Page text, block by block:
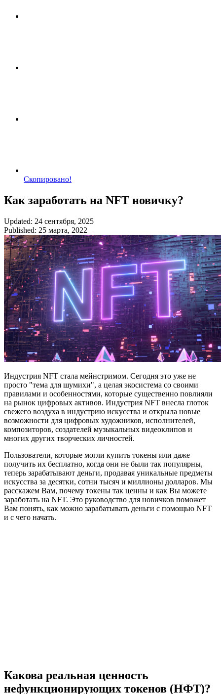
Скопировано!
Как заработать на NFT новичку?
Updated: 24 сентября, 2025
Published: 25 марта, 2022
Индустрия NFT стала мейнстримом. Сегодня это уже не
просто "тема для шумихи", а целая экосистема со своими
правилами и особенностями, которые существенно повлияли
на рынок цифровых активов. Индустрия NFT внесла глоток
свежего воздуха в индустрию искусства и открыла новые
возможности для цифровых художников, исполнителей,
композиторов, создателей музыкальных видеоклипов и
многих других творческих личностей.
Пользователи, которые могли купить токены или даже
получить их бесплатно, когда они не были так популярны,
теперь зарабатывают деньги, продавая уникальные предметы
искусства за десятки, сотни тысяч и миллионы долларов. Мы
расскажем Вам, почему токены так ценны и как Вы можете
заработать на NFT. Это руководство для новичков поможет
Вам понять, как можно зарабатывать деньги с помощью NFT
и с чего начать.
Какова реальная ценность
нефункционирующих токенов (НФТ)?